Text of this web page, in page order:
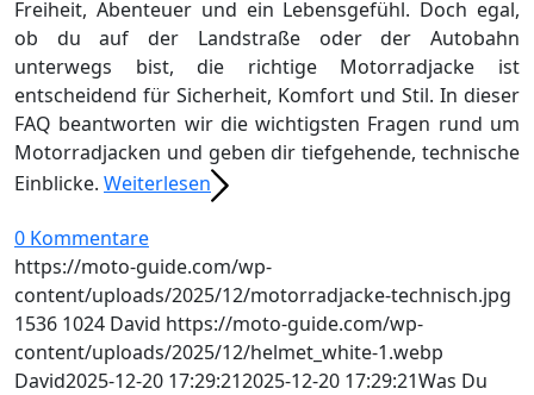
Freiheit, Abenteuer und ein Lebensgefühl. Doch egal,
ob du auf der Landstraße oder der Autobahn
unterwegs bist, die richtige Motorradjacke ist
entscheidend für Sicherheit, Komfort und Stil. In dieser
FAQ beantworten wir die wichtigsten Fragen rund um
Motorradjacken und geben dir tiefgehende, technische
Einblicke. Weiterlesen
0 Kommentare
https://moto-guide.com/wp-
content/uploads/2025/12/motorradjacke-technisch.jpg
1536 1024 David https://moto-guide.com/wp-
content/uploads/2025/12/helmet_white-1.webp
David2025-12-20 17:29:212025-12-20 17:29:21Was Du